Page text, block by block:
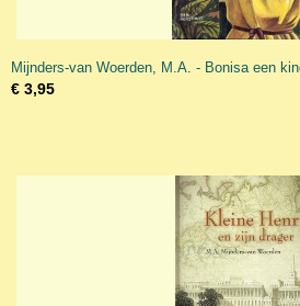
Mijnders-van Woerden, M.A. - Bonisa een
€ 3,95